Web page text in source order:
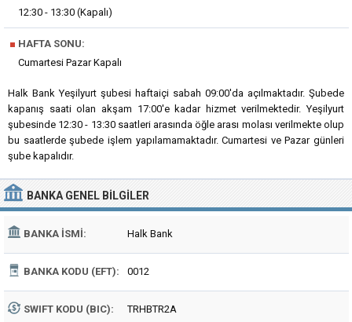
12:30 - 13:30 (Kapalı)
■ HAFTA SONU:
Cumartesi Pazar Kapalı
Halk Bank Yeşilyurt şubesi haftaiçi sabah 09:00'da açılmaktadır. Şubede
kapanış saati olan akşam 17:00'e kadar hizmet verilmektedir. Yeşilyurt
şubesinde 12:30 - 13:30 saatleri arasında öğle arası molası verilmekte olup
bu saatlerde şubede işlem yapılamamaktadır. Cumartesi ve Pazar günleri
şube kapalıdır.
BANKA GENEL BILGILER
BANKA İSMI: Halk Bank
BANKA KODU (EFT): 0012
SWIFT KODU (BIC): TRHBTR2A